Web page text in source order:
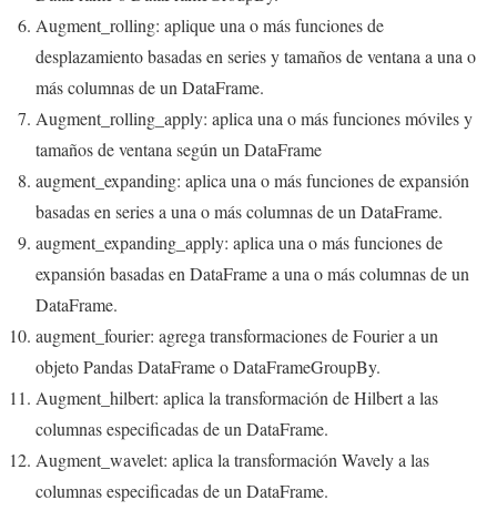
Augment_rolling: aplique una o más funciones de
desplazamiento basadas en series y tamaños de ventana a una o
más columnas de un DataFrame.
Augment_rolling_apply: aplica una o más funciones móviles y
tamaños de ventana según un DataFrame
augment_expanding: aplica una o más funciones de expansión
basadas en series a una o más columnas de un DataFrame.
augment_expanding_apply: aplica una o más funciones de
expansión basadas en DataFrame a una o más columnas de un
DataFrame.
augment_fourier: agrega transformaciones de Fourier a un
objeto Pandas DataFrame o DataFrameGroupBy.
Augment_hilbert: aplica la transformación de Hilbert a las
columnas especificadas de un DataFrame.
Augment_wavelet: aplica la transformación Wavely a las
columnas especificadas de un DataFrame.